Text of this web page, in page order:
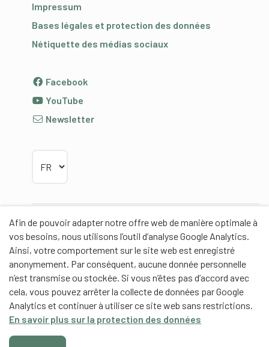
Afin de pouvoir adapter notre offre web de manière optimale à
vos besoins, nous utilisons l’outil d’analyse Google Analytics.
Ainsi, votre comportement sur le site web est enregistré
anonymement. Par conséquent, aucune donnée personnelle
n’est transmise ou stockée. Si vous n’êtes pas d’accord avec
cela, vous pouvez arrêter la collecte de données par Google
Analytics et continuer à utiliser ce site web sans restrictions.
En savoir plus sur la protection des données
Impressum
Bases légales et protection des données
Nétiquette des médias sociaux
Facebook
YouTube
Newsletter
Partenaires
Partenaires de contenus
Haute école fédérale de sport de Macolin HEFSM